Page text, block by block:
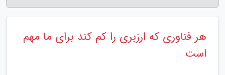
هر فناوری که ارزبری را کم کند برای ما مهم
است